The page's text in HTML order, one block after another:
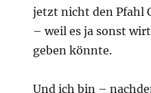
jetzt nicht den Pfahl
– weil es ja sonst
geben könnte.
Und ich bin –